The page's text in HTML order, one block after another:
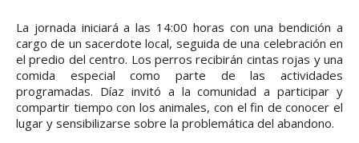
La jornada iniciará a las 14:00 horas con una bendición a
cargo de un sacerdote local, seguida de una celebración en
el predio del centro. Los perros recibirán cintas rojas y una
comida especial como parte de las actividades
programadas. Díaz invitó a la comunidad a participar y
compartir tiempo con los animales, con el fin de conocer el
lugar y sensibilizarse sobre la problemática del abandono.